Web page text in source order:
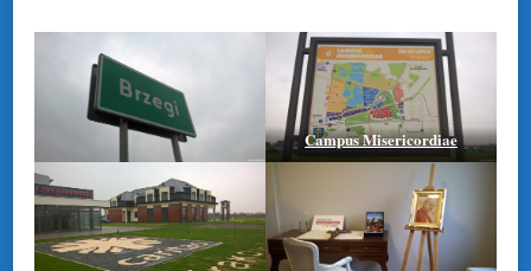
Campus Misericordiae